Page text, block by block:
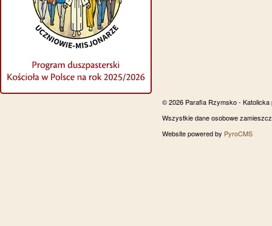
© 2026 Parafia Rzymsko -
Wszystkie dane osobowe
Website powered by PyroCMS